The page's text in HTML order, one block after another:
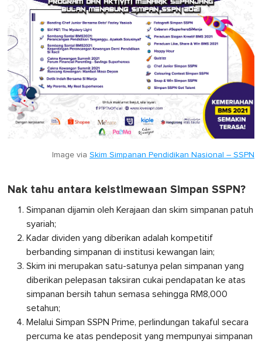
Image via Skim Simpanan Pendidikan Nasional – SSPN
Nak tahu antara keistimewaan Simpan SSPN?
Simpanan dijamin oleh Kerajaan dan skim simpanan patuh
syariah;
Kadar dividen yang diberikan adalah kompetitif
berbanding simpanan di institusi kewangan lain;
Skim ini merupakan satu-satunya pelan simpanan yang
diberikan pelepasan taksiran cukai pendapatan ke atas
simpanan bersih tahun semasa sehingga RM8,000
setahun;
Melalui Simpan SSPN Prime, perlindungan takaful secara
percuma ke atas pendeposit yang mempunyai simpanan